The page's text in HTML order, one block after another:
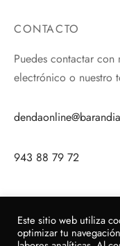
CONTACTO
Puedes contactar con
electrónico o nuestro
943 88 79 72
Este sitio web utiliza
optimizar tu